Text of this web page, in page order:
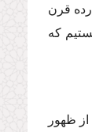
قرن
كه
ظهور